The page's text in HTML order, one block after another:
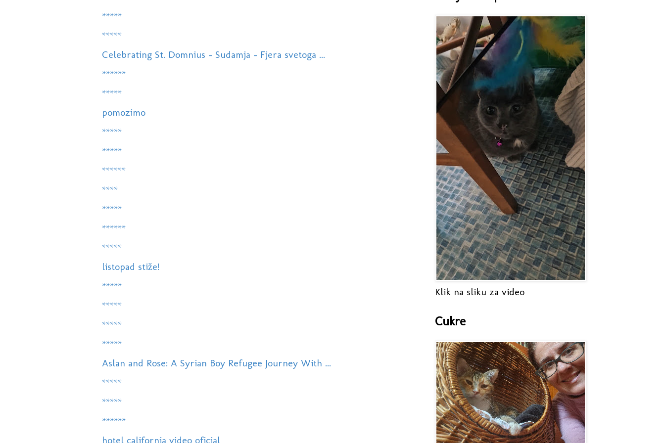
*****
*****
Celebrating St. Domnius - Sudamja - Fjera svetoga ...
******
*****
pomozimo
*****
*****
******
****
*****
******
*****
listopad stiže!
*****
*****
*****
*****
Aslan and Rose: A Syrian Boy Refugee Journey With ...
*****
*****
******
hotel california video oficial
Klik na sliku za video
Cukre